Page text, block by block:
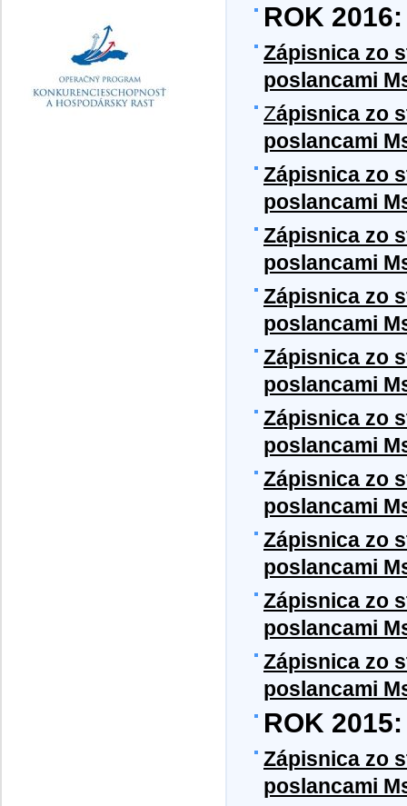
ROK 2016:
Zápisnica zo
poslancami
Zápisnica zo
poslancami
Zápisnica zo
poslancami
Zápisnica zo
poslancami
Zápisnica zo
poslancami
Zápisnica zo
poslancami
Zápisnica zo
poslancami
Zápisnica zo
poslancami
Zápisnica zo
poslancami
Zápisnica zo
poslancami
Zápisnica zo
poslancami
ROK 2015:
Zápisnica zo
poslancami